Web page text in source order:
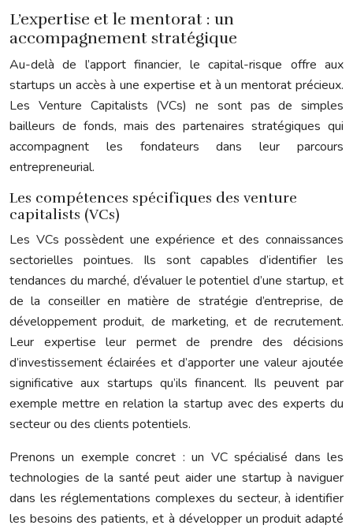
L’expertise et le mentorat : un
accompagnement stratégique
Au-delà de l’apport financier, le capital-risque offre aux
startups un accès à une expertise et à un mentorat précieux.
Les Venture Capitalists (VCs) ne sont pas de simples
bailleurs de fonds, mais des partenaires stratégiques qui
accompagnent les fondateurs dans leur parcours
entrepreneurial.
Les compétences spécifiques des venture
capitalists (VCs)
Les VCs possèdent une expérience et des connaissances
sectorielles pointues. Ils sont capables d’identifier les
tendances du marché, d’évaluer le potentiel d’une startup, et
de la conseiller en matière de stratégie d’entreprise, de
développement produit, de marketing, et de recrutement.
Leur expertise leur permet de prendre des décisions
d’investissement éclairées et d’apporter une valeur ajoutée
significative aux startups qu’ils financent. Ils peuvent par
exemple mettre en relation la startup avec des experts du
secteur ou des clients potentiels.
Prenons un exemple concret : un VC spécialisé dans les
technologies de la santé peut aider une startup à naviguer
dans les réglementations complexes du secteur, à identifier
les besoins des patients, et à développer un produit adapté